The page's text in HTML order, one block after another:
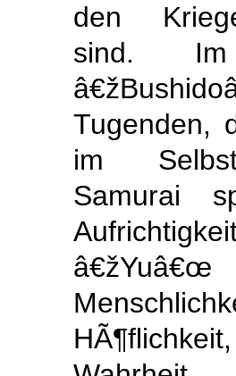
den
sind.
Tugenden,
im
Samurai